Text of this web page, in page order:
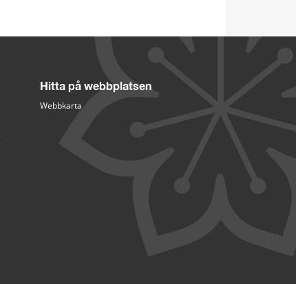
Hitta på webbplatsen
Webbkarta